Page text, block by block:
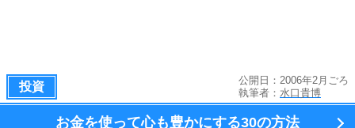
投資
公開日：2006年2月ごろ
執筆者： 水口貴博
お金を使って心も豊かにする30の方法